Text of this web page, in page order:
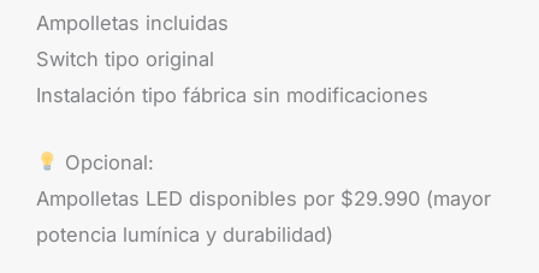
Ampolletas incluidas
Switch tipo original
Instalación tipo fábrica sin modificaciones
Opcional:
Ampolletas LED disponibles por $29.990 (mayor
potencia lumínica y durabilidad)